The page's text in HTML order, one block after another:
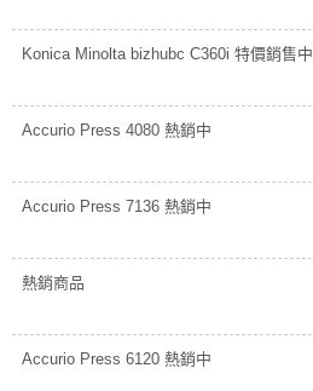
Konica Minolta bizhubc C360i 特價銷售中
Accurio Press 4080 熱銷中
Accurio Press 7136 熱銷中
熱銷商品
Accurio Press 6120 熱銷中